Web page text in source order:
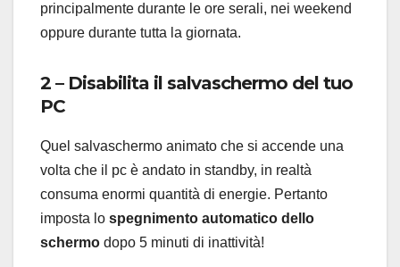
principalmente durante le ore serali, nei weekend
oppure durante tutta la giornata.
2 – Disabilita il salvaschermo del tuo
PC
Quel salvaschermo animato che si accende una
volta che il pc è andato in standby, in realtà
consuma enormi quantità di energie. Pertanto
imposta lo spegnimento automatico dello
schermo dopo 5 minuti di inattività!